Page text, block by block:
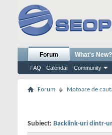
Forum
FAQ Calendar Community
What's New?
Forum Motoare de
Subiect: Backlink-uri dintr-